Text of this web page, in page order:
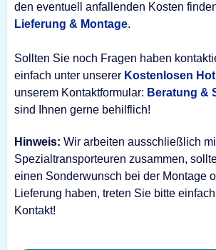
den eventuell anfallenden Kosten
Lieferung & Montage.
Sollten Sie noch Fragen haben
einfach unter unserer Kostenlosen
unserem Kontaktformular: Beratung &
sind Ihnen gerne behilflich!
Hinweis: Wir arbeiten ausschließlich
Spezialtransporteuren zusammen,
einen Sonderwunsch bei der Montage
Lieferung haben, treten Sie bitte
Kontakt!